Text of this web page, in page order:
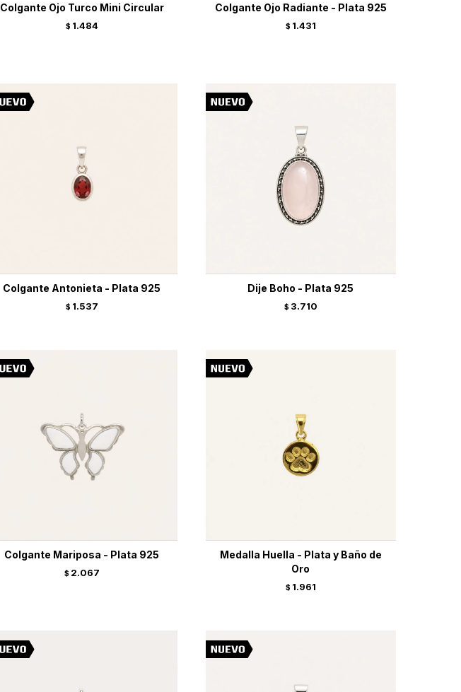
Colgante Ojo Turco Mini Circular
$ 1.484
Colgante Ojo Radiante - Plata 925
$ 1.431
Colgante Antonieta - Plata 925
$ 1.537
Dije Boho - Plata 925
$ 3.710
Colgante Mariposa - Plata 925
$ 2.067
Medalla Huella - Plata y Baño de
Oro
$ 1.961